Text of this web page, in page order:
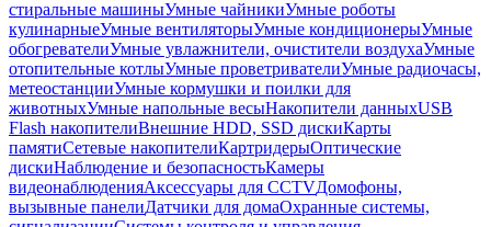
стиральные машиныУмные чайникиУмные роботы
кулинарныеУмные вентиляторыУмные кондиционерыУмные
обогревателиУмные увлажнители, очистители воздухаУмные
отопительные котлыУмные проветривателиУмные радиочасы,
метеостанцииУмные кормушки и поилки для
животныхУмные напольные весыНакопители данныхUSB
Flash накопителиВнешние HDD, SSD дискиКарты
памятиСетевые накопителиКартридерыОптические
дискиНаблюдение и безопасностьКамеры
видеонаблюденияАксессуары для CCTVДомофоны,
вызывные панелиДатчики для домаОхранные системы,